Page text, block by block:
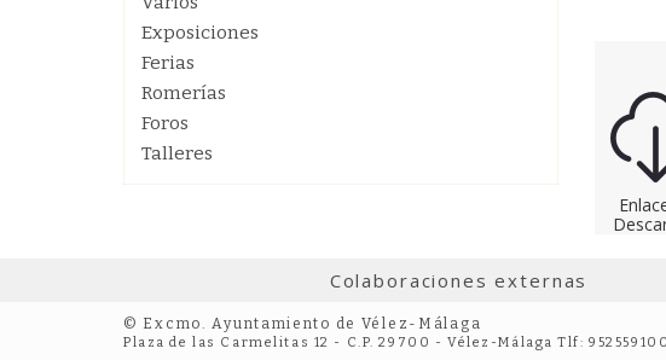
Exposiciones
Ferias
Romerías
Foros
Talleres
Colaboraciones externas
© Excmo. Ayuntamiento de Vélez-Málaga
Plaza de las Carmelitas 12 - C.P. 29700 - Vélez-Málaga Tlf: 952559100